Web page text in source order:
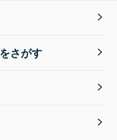
さがす